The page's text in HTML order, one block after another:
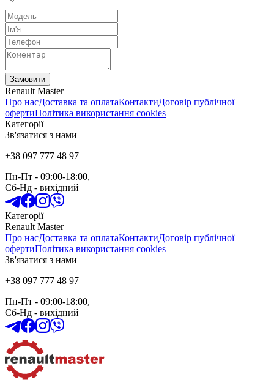
Замовити
Renault Master
Про насДоставка та оплатаКонтактиДоговір публічної
офертиПолітика використання cookies
Категорії
Зв'язатися з нами
+38 097 777 48 97
Пн-Пт - 09:00-18:00,
Сб-Нд - вихідний
Категорії
Renault Master
Про насДоставка та оплатаКонтактиДоговір публічної
офертиПолітика використання cookies
Зв'язатися з нами
+38 097 777 48 97
Пн-Пт - 09:00-18:00,
Сб-Нд - вихідний